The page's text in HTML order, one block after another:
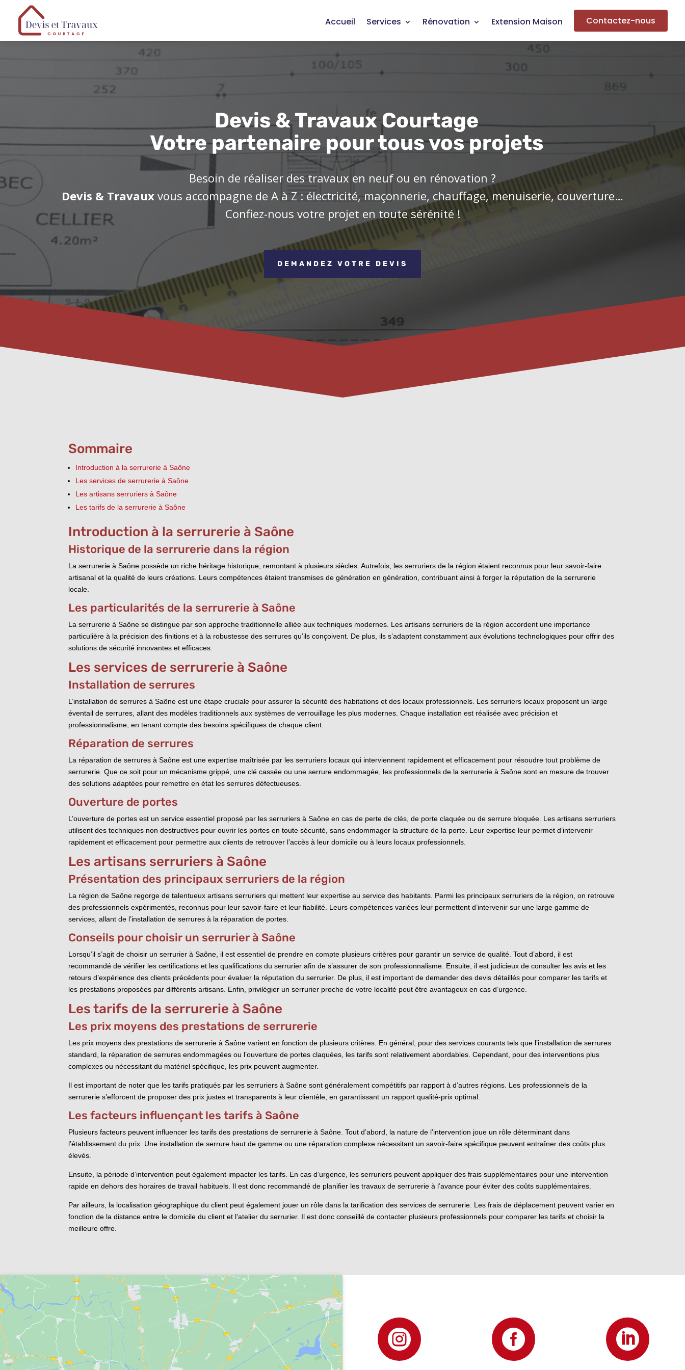
Accueil Services Rénovation Extension Maison Contactez-nous
Devis & Travaux Courtage
Votre partenaire pour tous vos projets
Besoin de réaliser des travaux en neuf ou en rénovation ?
Devis & Travaux vous accompagne de A à Z : électricité, maçonnerie, chauffage, menuiserie, couverture…
Confiez-nous votre projet en toute sérénité !
DEMANDEZ VOTRE DEVIS
Sommaire
Introduction à la serrurerie à Saône
Les services de serrurerie à Saône
Les artisans serruriers à Saône
Les tarifs de la serrurerie à Saône
Introduction à la serrurerie à Saône
Historique de la serrurerie dans la région
La serrurerie à Saône possède un riche héritage historique, remontant à plusieurs siècles. Autrefois, les serruriers de la région étaient reconnus pour leur savoir-faire
artisanal et la qualité de leurs créations. Leurs compétences étaient transmises de génération en génération, contribuant ainsi à forger la réputation de la serrurerie
locale.
Les particularités de la serrurerie à Saône
La serrurerie à Saône se distingue par son approche traditionnelle alliée aux techniques modernes. Les artisans serruriers de la région accordent une importance
particulière à la précision des finitions et à la robustesse des serrures qu’ils conçoivent. De plus, ils s’adaptent constamment aux évolutions technologiques pour offrir des
solutions de sécurité innovantes et efficaces.
Les services de serrurerie à Saône
Installation de serrures
L’installation de serrures à Saône est une étape cruciale pour assurer la sécurité des habitations et des locaux professionnels. Les serruriers locaux proposent un large
éventail de serrures, allant des modèles traditionnels aux systèmes de verrouillage les plus modernes. Chaque installation est réalisée avec précision et
professionnalisme, en tenant compte des besoins spécifiques de chaque client.
Réparation de serrures
La réparation de serrures à Saône est une expertise maîtrisée par les serruriers locaux qui interviennent rapidement et efficacement pour résoudre tout problème de
serrurerie. Que ce soit pour un mécanisme grippé, une clé cassée ou une serrure endommagée, les professionnels de la serrurerie à Saône sont en mesure de trouver
des solutions adaptées pour remettre en état les serrures défectueuses.
Ouverture de portes
L’ouverture de portes est un service essentiel proposé par les serruriers à Saône en cas de perte de clés, de porte claquée ou de serrure bloquée. Les artisans serruriers
utilisent des techniques non destructives pour ouvrir les portes en toute sécurité, sans endommager la structure de la porte. Leur expertise leur permet d’intervenir
rapidement et efficacement pour permettre aux clients de retrouver l’accès à leur domicile ou à leurs locaux professionnels.
Les artisans serruriers à Saône
Présentation des principaux serruriers de la région
La région de Saône regorge de talentueux artisans serruriers qui mettent leur expertise au service des habitants. Parmi les principaux serruriers de la région, on retrouve
des professionnels expérimentés, reconnus pour leur savoir-faire et leur fiabilité. Leurs compétences variées leur permettent d’intervenir sur une large gamme de
services, allant de l’installation de serrures à la réparation de portes.
Conseils pour choisir un serrurier à Saône
Lorsqu’il s’agit de choisir un serrurier à Saône, il est essentiel de prendre en compte plusieurs critères pour garantir un service de qualité. Tout d’abord, il est
recommandé de vérifier les certifications et les qualifications du serrurier afin de s’assurer de son professionnalisme. Ensuite, il est judicieux de consulter les avis et les
retours d’expérience des clients précédents pour évaluer la réputation du serrurier. De plus, il est important de demander des devis détaillés pour comparer les tarifs et
les prestations proposées par différents artisans. Enfin, privilégier un serrurier proche de votre localité peut être avantageux en cas d’urgence.
Les tarifs de la serrurerie à Saône
Les prix moyens des prestations de serrurerie
Les prix moyens des prestations de serrurerie à Saône varient en fonction de plusieurs critères. En général, pour des services courants tels que l’installation de serrures
standard, la réparation de serrures endommagées ou l’ouverture de portes claquées, les tarifs sont relativement abordables. Cependant, pour des interventions plus
complexes ou nécessitant du matériel spécifique, les prix peuvent augmenter.
Il est important de noter que les tarifs pratiqués par les serruriers à Saône sont généralement compétitifs par rapport à d’autres régions. Les professionnels de la
serrurerie s’efforcent de proposer des prix justes et transparents à leur clientèle, en garantissant un rapport qualité-prix optimal.
Les facteurs influençant les tarifs à Saône
Plusieurs facteurs peuvent influencer les tarifs des prestations de serrurerie à Saône. Tout d’abord, la nature de l’intervention joue un rôle déterminant dans
l’établissement du prix. Une installation de serrure haut de gamme ou une réparation complexe nécessitant un savoir-faire spécifique peuvent entraîner des coûts plus
élevés.
Ensuite, la période d’intervention peut également impacter les tarifs. En cas d’urgence, les serruriers peuvent appliquer des frais supplémentaires pour une intervention
rapide en dehors des horaires de travail habituels. Il est donc recommandé de planifier les travaux de serrurerie à l’avance pour éviter des coûts supplémentaires.
Par ailleurs, la localisation géographique du client peut également jouer un rôle dans la tarification des services de serrurerie. Les frais de déplacement peuvent varier en
fonction de la distance entre le domicile du client et l’atelier du serrurier. Il est donc conseillé de contacter plusieurs professionnels pour comparer les tarifs et choisir la
meilleure offre.
  